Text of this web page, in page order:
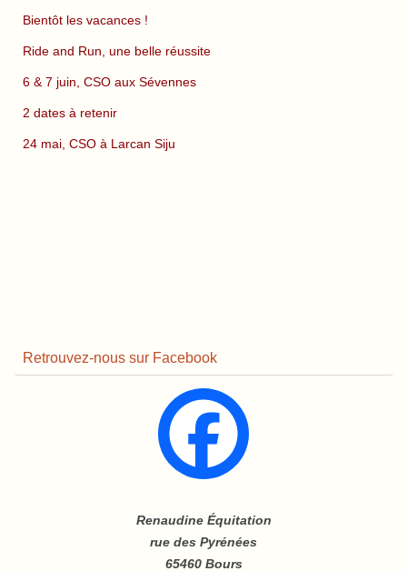
Bientôt les vacances !
Ride and Run, une belle réussite
6 & 7 juin, CSO aux Sévennes
2 dates à retenir
24 mai, CSO à Larcan Siju
Retrouvez-nous sur Facebook
Renaudine Équitation
rue des Pyrénées
65460 Bours